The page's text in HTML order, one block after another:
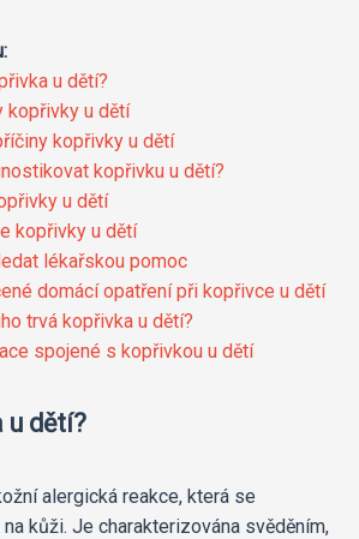
u dětí?
kopřivky u dětí
kopřivky u dětí
kopřivku u dětí?
u dětí
kopřivky u dětí
lékařskou pomoc
domácí opatření při kopřivce u dětí
trvá kopřivka u dětí?
spojené s kopřivkou u dětí
u dětí?
alergická reakce, která se
kůži. Je charakterizována svěděním,